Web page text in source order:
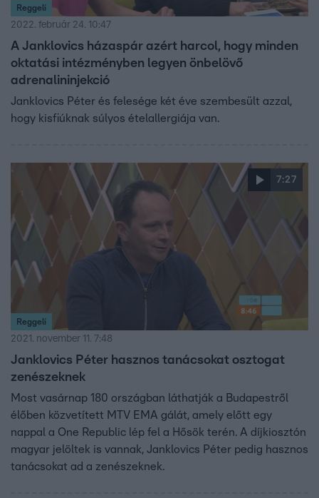
Reggeli
2022. február 24. 10:47
A Janklovics házaspár azért harcol, hogy minden
oktatási intézményben legyen önbelövő
adrenalininjekció
Janklovics Péter és felesége két éve szembesült azzal,
hogy kisfiúknak súlyos ételallergiája van.
7:27
Reggeli
2021. november 11. 7:48
Janklovics Péter hasznos tanácsokat osztogat
zenészeknek
Most vasárnap 180 országban láthatják a Budapestről
élőben közvetített MTV EMA gálát, amely előtt egy
nappal a One Republic lép fel a Hősök terén. A díjkiosztón
magyar jelöltek is vannak, Janklovics Péter pedig hasznos
tanácsokat ad a zenészeknek.